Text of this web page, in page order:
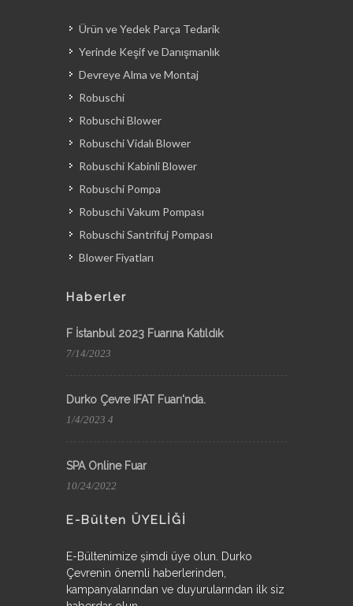
Ürün ve Yedek Parça Tedarik
Yerinde Keşif ve Danışmanlık
Devreye Alma ve Montaj
Robuschi
Robuschi Blower
Robuschi Vidalı Blower
Robuschi Kabinli Blower
Robuschi Pompa
Robuschi Vakum Pompası
Robuschi Santrifuj Pompası
Blower Fiyatları
Haberler
F İstanbul 2023 Fuarına Katıldık
7/14/2023
Durko Çevre IFAT Fuarı'nda.
1/4/2023 4
SPA Online Fuar
10/24/2022
E-Bülten ÜYELİĞİ
E-Bültenimize şimdi üye olun. Durko
Çevrenin önemli haberlerinden,
kampanyalarından ve duyurularından ilk siz